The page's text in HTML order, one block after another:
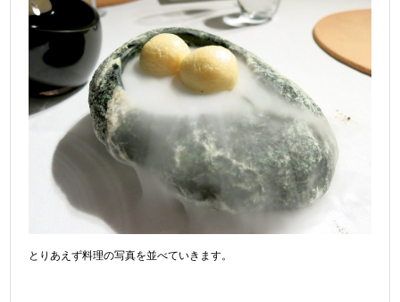
とりあえず料理の写真を並べていきます。